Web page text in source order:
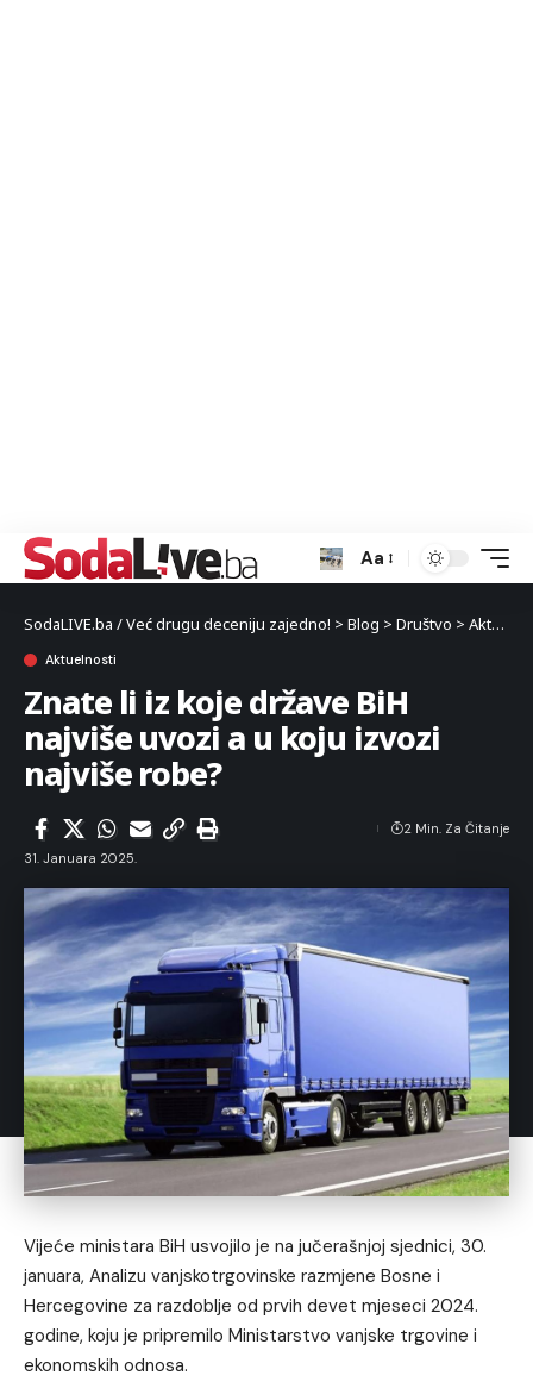
Aa
SodaLIVE.ba / Već drugu deceniju zajedno! > Blog > Društvo > Aktuelnosti
Aktuelnosti
Znate li iz koje države BiH
najviše uvozi a u koju izvozi
najviše robe?
31. Januara 2025.
2 Min. Za Čitanje
Vijeće ministara BiH usvojilo je na jučerašnjoj sjednici, 30.
januara, Analizu vanjskotrgovinske razmjene Bosne i
Hercegovine za razdoblje od prvih devet mjeseci 2024.
godine, koju je pripremilo Ministarstvo vanjske trgovine i
ekonomskih odnosa.